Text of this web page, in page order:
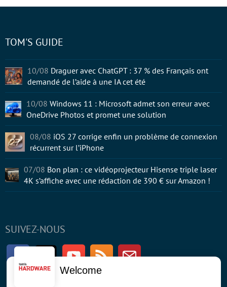
SUIVEZ-NOUS
FacebookTwitter Youtube RSS Newsletter
TOM'S GUIDE
10/08 Draguer avec ChatGPT : 37 % des Français ont
demandé de l’aide à une IA cet été
10/08 Windows 11 : Microsoft admet son erreur avec
OneDrive Photos et promet une solution
08/08 iOS 27 corrige enfin un problème de connexion
récurrent sur l’iPhone
07/08 Bon plan : ce vidéoprojecteur Hisense triple laser
4K s’affiche avec une rédaction de 390 € sur Amazon !
Welcome